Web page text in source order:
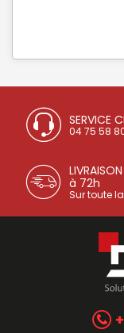
SERVICE
04 75 58
à 72h
Sur toute